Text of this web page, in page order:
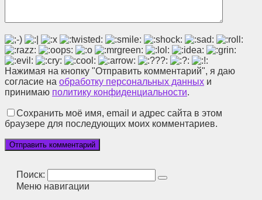
Нажимая на кнопку "Отправить комментарий", я даю
согласие на обработку персональных данных и
принимаю политику конфиденциальности.
Сохранить моё имя, email и адрес сайта в этом
браузере для последующих моих комментариев.
Поиск:
Меню навигации